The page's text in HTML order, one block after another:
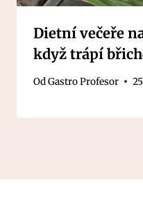
Dietní večeře
když trápí
OdGastro Profesor